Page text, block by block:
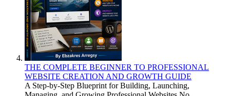
THE COMPLETE BEGINNER TO PROFESSIONAL
WEBSITE CREATION AND GROWTH GUIDE
A Step-by-Step Blueprint for Building, Launching,